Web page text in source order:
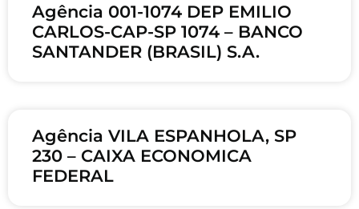
Agência 001-1074 DEP EMILIO
CARLOS-CAP-SP 1074 – BANCO
SANTANDER (BRASIL) S.A.
Agência VILA ESPANHOLA, SP
230 – CAIXA ECONOMICA
FEDERAL